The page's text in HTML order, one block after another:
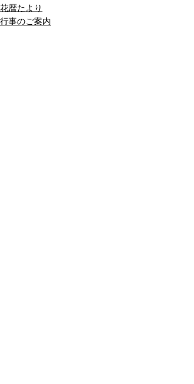
花暦たより
行事のご案内